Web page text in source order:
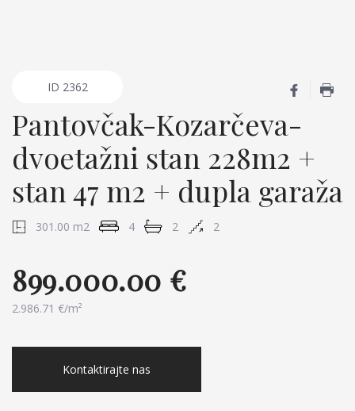
ID 2362
Pantovčak-Kozarčeva-
dvoetažni stan 228m2 +
stan 47 m2 + dupla garaža
301.00 m2 4 2 2
899.000.00 €
2.986.71 €/m²
Kontaktirajte nas